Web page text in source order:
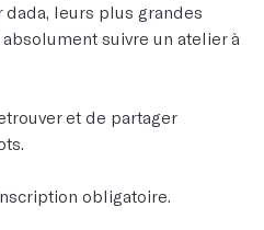
dada, leurs plus grandes
suivre un atelier à
et de partager
obligatoire.